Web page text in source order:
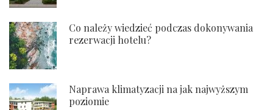
Co należy wiedzieć podczas dokonywania
rezerwacji hotelu?
Naprawa klimatyzacji na jak najwyższym
poziomie